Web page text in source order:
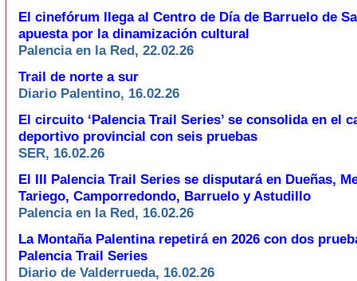
El cinefórum llega al Centro de Día de Barruelo de
apuesta por la dinamización cultural
Palencia en la Red, 22.02.26
Trail de norte a sur
Diario Palentino, 16.02.26
El circuito ‘Palencia Trail Series’ se consolida en el
deportivo provincial con seis pruebas
SER, 16.02.26
El III Palencia Trail Series se disputará en Dueñas,
Tariego, Camporredondo, Barruelo y Astudillo
Palencia en la Red, 16.02.26
La Montaña Palentina repetirá en 2026 con dos
Palencia Trail Series
Diario de Valderrueda, 16.02.26